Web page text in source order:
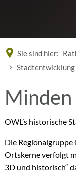
Sie sind hier:
Stadtentwicklung
Minden
in
3D
Minden
OWL’s historische
Die Regionalgruppe
Ortskerne verfolgt
3D und historisch“